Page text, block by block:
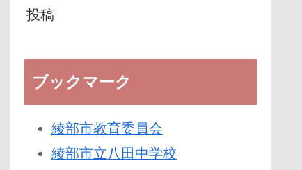
投稿
ブックマーク
綾部市教育委員会
綾部市立八田中学校